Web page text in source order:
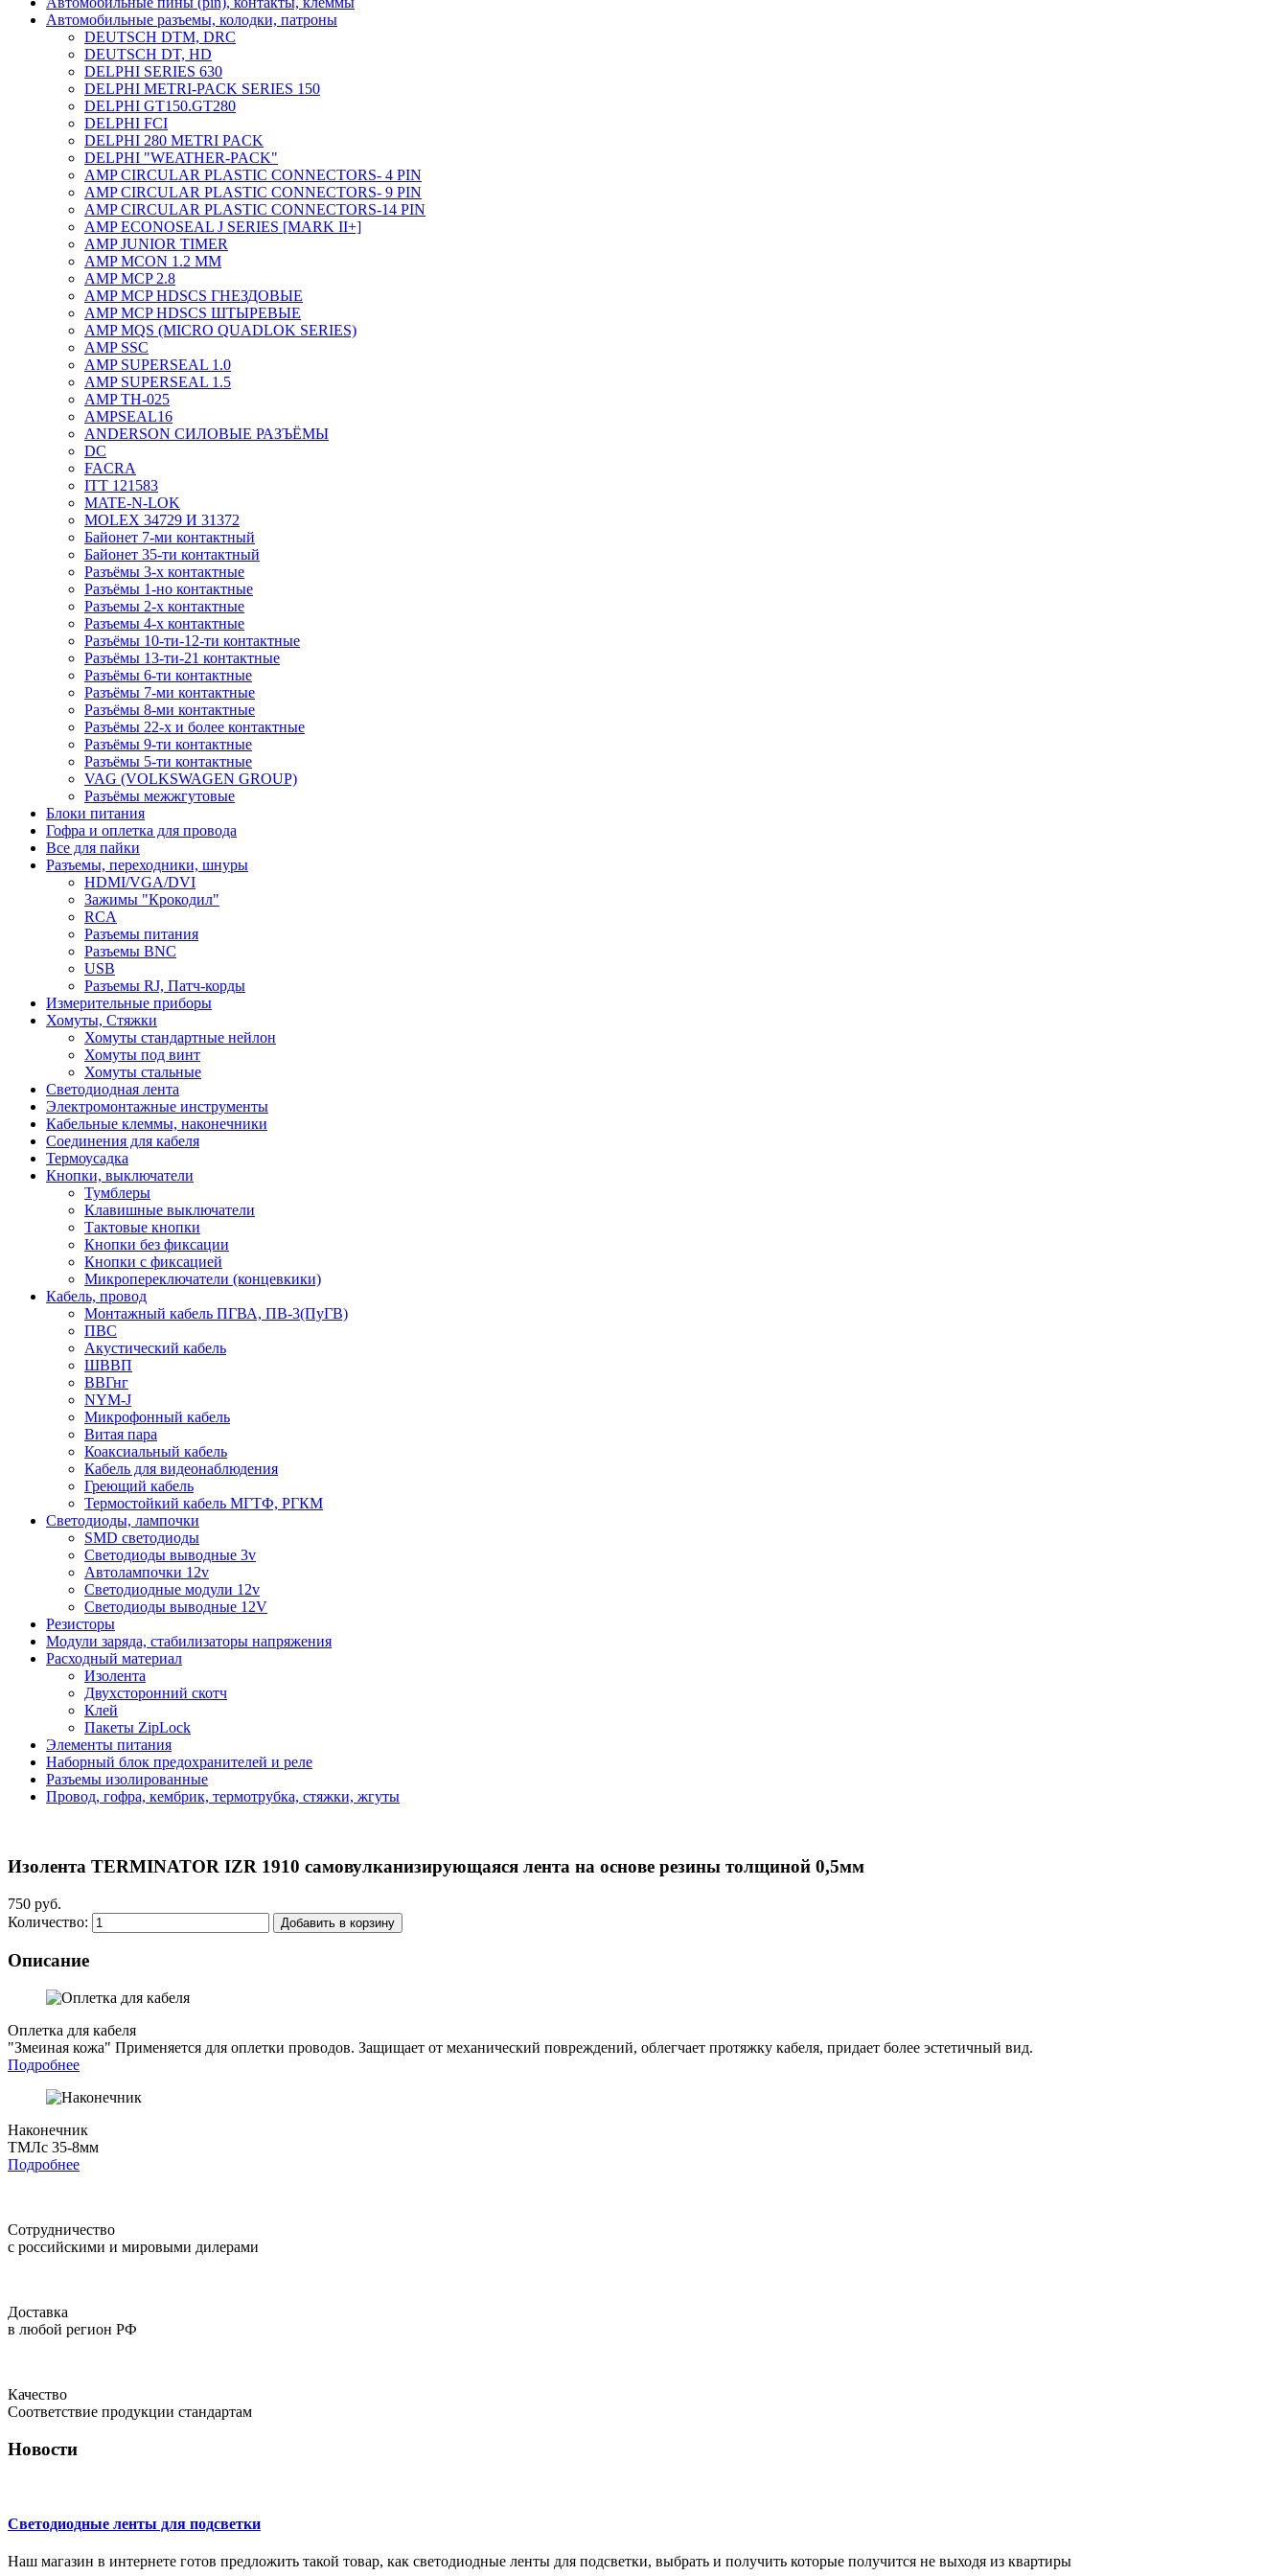
Автомобильные разъемы, колодки, патроны
DEUTSCH DTM, DRC
DEUTSCH DT, HD
DELPHI SERIES 630
DELPHI METRI-PACK SERIES 150
DELPHI GT150.GT280
DELPHI FCI
DELPHI 280 METRI PACK
DELPHI "WEATHER-PACK"
AMP CIRCULAR PLASTIC CONNECTORS- 4 PIN
AMP CIRCULAR PLASTIC CONNECTORS- 9 PIN
AMP CIRCULAR PLASTIC CONNECTORS-14 PIN
AMP ECONOSEAL J SERIES [MARK II+]
AMP JUNIOR TIMER
AMP MCON 1.2 MM
AMP MCP 2.8
AMP MCP HDSCS ГНЕЗДОВЫЕ
AMP MCP HDSCS ШТЫРЕВЫЕ
AMP MQS (MICRO QUADLOK SERIES)
AMP SSC
AMP SUPERSEAL 1.0
AMP SUPERSEAL 1.5
AMP ТН-025
AMPSEAL16
ANDERSON СИЛОВЫЕ РАЗЪЁМЫ
DC
FACRA
ITT 121583
MATE-N-LOK
MOLEX 34729 И 31372
Байонет 7-ми контактный
Байонет 35-ти контактный
Разъёмы 3-х контактные
Разъёмы 1-но контактные
Разъемы 2-х контактные
Разъемы 4-х контактные
Разъёмы 10-ти-12-ти контактные
Разъёмы 13-ти-21 контактные
Разъёмы 6-ти контактные
Разъёмы 7-ми контактные
Разъёмы 8-ми контактные
Разъёмы 22-х и более контактные
Разъёмы 9-ти контактные
Разъёмы 5-ти контактные
VAG (VOLKSWAGEN GROUP)
Разъёмы межжгутовые
Блоки питания
Гофра и оплетка для провода
Все для пайки
Разъемы, переходники, шнуры
HDMI/VGA/DVI
Зажимы "Крокодил"
RCA
Разъемы питания
Разъемы BNC
USB
Разъемы RJ, Патч-корды
Измерительные приборы
Хомуты, Стяжки
Хомуты стандартные нейлон
Хомуты под винт
Хомуты стальные
Светодиодная лента
Электромонтажные инструменты
Кабельные клеммы, наконечники
Соединения для кабеля
Термоусадка
Кнопки, выключатели
Тумблеры
Клавишные выключатели
Тактовые кнопки
Кнопки без фиксации
Кнопки с фиксацией
Микропереключатели (концевкики)
Кабель, провод
Монтажный кабель ПГВА, ПВ-3(ПуГВ)
ПВС
Акустический кабель
ШВВП
ВВГнг
NYM-J
Микрофонный кабель
Витая пара
Коаксиальный кабель
Кабель для видеонаблюдения
Греющий кабель
Термостойкий кабель МГТФ, РГКМ
Светодиоды, лампочки
SMD светодиоды
Светодиоды выводные 3v
Автолампочки 12v
Светодиодные модули 12v
Светодиоды выводные 12V
Резисторы
Модули заряда, стабилизаторы напряжения
Расходный материал
Изолента
Двухсторонний скотч
Клей
Пакеты ZipLock
Элементы питания
Наборный блок предохранителей и реле
Разъемы изолированные
Провод, гофра, кембрик, термотрубка, стяжки, жгуты
Изолента TERMINATOR IZR 1910 самовулканизирующаяся лента на основе резины толщиной 0,5мм
750 руб.
Количество:
Добавить в корзину
Описание
Оплетка для кабеля
"Змеиная кожа" Применяется для оплетки проводов. Защищает от механический повреждений, облегчает протяжку кабеля, придает более эстетичный вид.
Подробнее
Наконечник
ТМЛс 35-8мм
Подробнее
Сотрудничество
с российскими и мировыми дилерами
Доставка
в любой регион РФ
Качество
Соответствие продукции стандартам
Новости
Светодиодные ленты для подсветки
Наш магазин в интернете готов предложить такой товар, как светодиодные ленты для подсветки, выбрать и получить которые получится не выходя из квартиры